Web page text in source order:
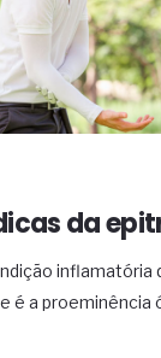
da
inflamatória
é a proeminência